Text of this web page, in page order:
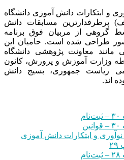
و ابتکارات دانش آموزی دانشگاه
پرطرفدارترین مسابقات دانش
گروهی از مربیان فوق برنامه
طراحی شده است. حامیان این
مانند معاونت پژوهشی دانشگاه
وزارت آموزش و پرورش، کانون
ریاست جمهوری، بسیج دانش
اند.
و ابتکارات دانش آموزی